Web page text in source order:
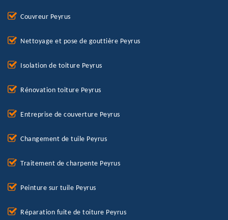
Couvreur Peyrus
Nettoyage et pose de gouttière Peyrus
Isolation de toiture Peyrus
Rénovation toiture Peyrus
Entreprise de couverture Peyrus
Changement de tuile Peyrus
Traitement de charpente Peyrus
Peinture sur tuile Peyrus
Réparation fuite de toiture Peyrus